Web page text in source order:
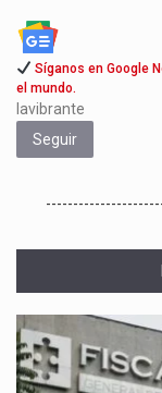
Síganos en Google
el mundo.
lavibrante
Seguir